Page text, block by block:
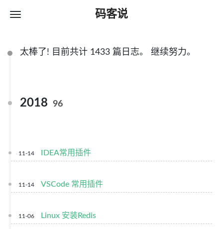
码客说
太棒了! 目前共计 1433 篇日志。 继续努力。
2018 96
11-14 IDEA常用插件
11-14 VSCode 常用插件
11-06 Linux 安装Redis